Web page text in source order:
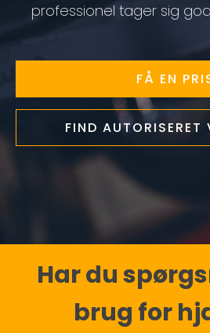
professionel tager sig
FÅ EN
FIND AUTORISERET
Har du
brug for